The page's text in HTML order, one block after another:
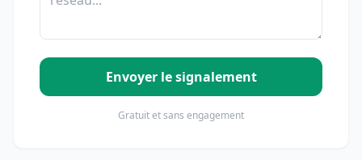
Envoyer le signalement
Gratuit et sans engagement